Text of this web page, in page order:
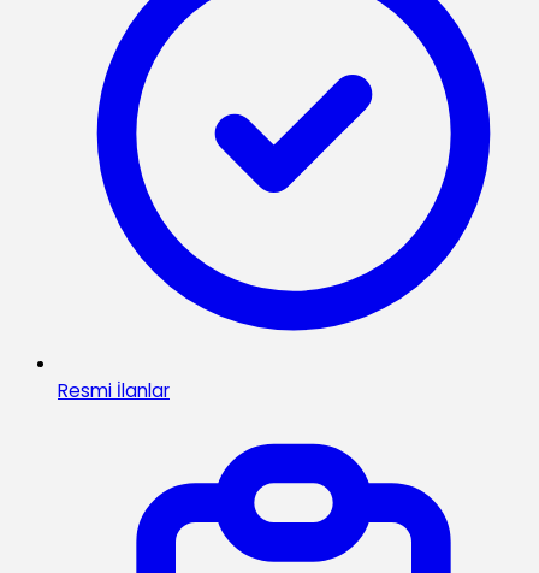
Resmi İlanlar